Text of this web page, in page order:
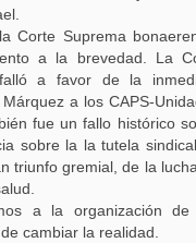
Corte Suprema
a la brevedad. La
a favor de la
a los CAPS-
fue un fallo histórico
sobre la la tutela
triunfo gremial, de la
a la organización de
cambiar la realidad.